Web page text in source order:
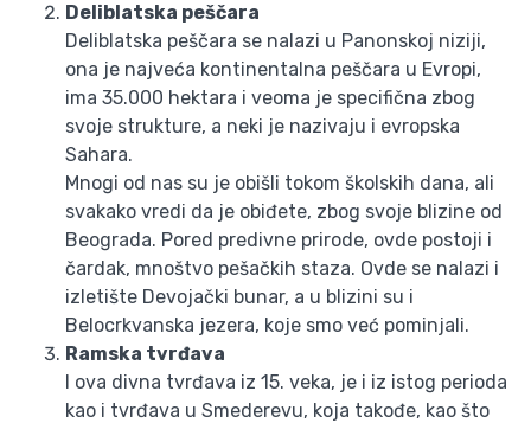
Deliblatska peščara
Deliblatska peščara se nalazi u Panonskoj niziji,
ona je najveća kontinentalna peščara u Evropi,
ima 35.000 hektara i veoma je specifična zbog
svoje strukture, a neki je nazivaju i evropska
Sahara.
Mnogi od nas su je obišli tokom školskih dana, ali
svakako vredi da je obiđete, zbog svoje blizine od
Beograda. Pored predivne prirode, ovde postoji i
čardak, mnoštvo pešačkih staza. Ovde se nalazi i
izletište Devojački bunar, a u blizini su i
Belocrkvanska jezera, koje smo već pominjali.
Ramska tvrđava
I ova divna tvrđava iz 15. veka, je i iz istog perioda
kao i tvrđava u Smederevu, koja takođe, kao što